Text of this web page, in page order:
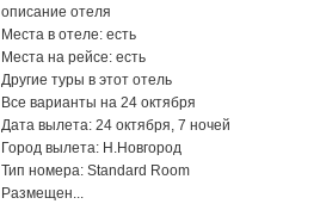
описание отеля
Места в отеле: есть
Места на рейсе: есть
Другие туры в этот отель
Все варианты на 24 октября
Дата вылета: 24 октября, 7 ночей
Город вылета: Н.Новгород
Тип номера: Standard Room
Размещен...